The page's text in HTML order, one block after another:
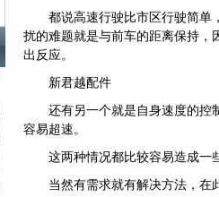
都说高速行驶比市区行驶简单
扰的难题就是与前车的距离保持，
出反应。
新君越配件
还有另一个就是自身速度的控
容易超速。
这两种情况都比较容易造成一
当然有需求就有解决方法，在